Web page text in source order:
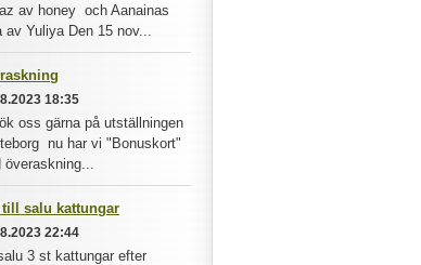
av honey och Aanainas
av Yuliya Den 15 nov...
18:35
oss gärna på utställningen
nu har vi "Bonuskort"
överaskning...
till salu kattungar
22:44
3 st kattungar efter